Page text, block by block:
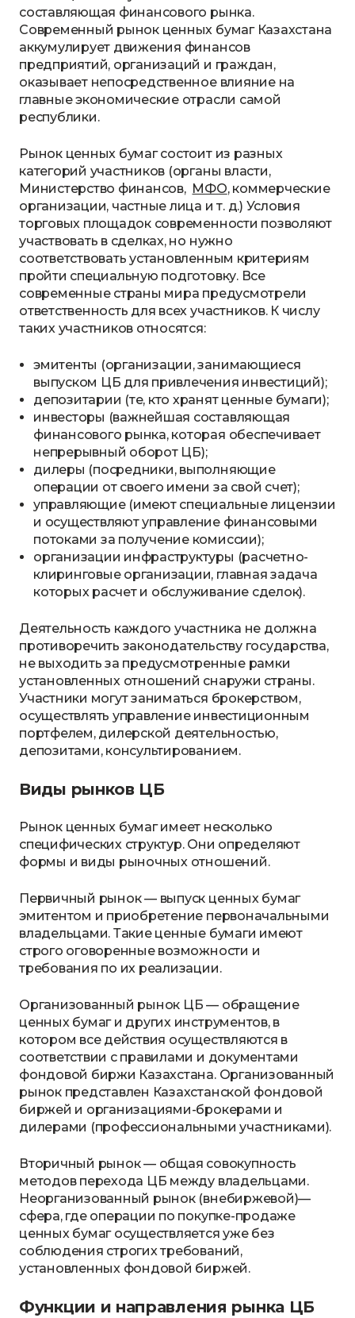
составляющая финансового рынка.
Современный рынок ценных бумаг Казахстана
аккумулирует движения финансов
предприятий, организаций и граждан,
оказывает непосредственное влияние на
главные экономические отрасли самой
республики.
Рынок ценных бумаг состоит из разных
категорий участников (органы власти,
Министерство финансов, МФО, коммерческие
организации, частные лица и т. д.) Условия
торговых площадок современности позволяют
участвовать в сделках, но нужно
соответствовать установленным критериям
пройти специальную подготовку. Все
современные страны мира предусмотрели
ответственность для всех участников. К числу
таких участников относятся:
эмитенты (организации, занимающиеся
выпуском ЦБ для привлечения инвестиций);
депозитарии (те, кто хранят ценные бумаги);
инвесторы (важнейшая составляющая
финансового рынка, которая обеспечивает
непрерывный оборот ЦБ);
дилеры (посредники, выполняющие
операции от своего имени за свой счет);
управляющие (имеют специальные лицензии
и осуществляют управление финансовыми
потоками за получение комиссии);
организации инфраструктуры (расчетно-
клиринговые организации, главная задача
которых расчет и обслуживание сделок).
Деятельность каждого участника не должна
противоречить законодательству государства,
не выходить за предусмотренные рамки
установленных отношений снаружи страны.
Участники могут заниматься брокерством,
осуществлять управление инвестиционным
портфелем, дилерской деятельностью,
депозитами, консультированием.
Виды рынков ЦБ
Рынок ценных бумаг имеет несколько
специфических структур. Они определяют
формы и виды рыночных отношений.
Первичный рынок — выпуск ценных бумаг
эмитентом и приобретение первоначальными
владельцами. Такие ценные бумаги имеют
строго оговоренные возможности и
требования по их реализации.
Организованный рынок ЦБ — обращение
ценных бумаг и других инструментов, в
котором все действия осуществляются в
соответствии с правилами и документами
фондовой биржи Казахстана. Организованный
рынок представлен Казахстанской фондовой
биржей и организациями-брокерами и
дилерами (профессиональными участниками).
Вторичный рынок — общая совокупность
методов перехода ЦБ между владельцами.
Неорганизованный рынок (внебиржевой)—
сфера, где операции по покупке-продаже
ценных бумаг осуществляется уже без
соблюдения строгих требований,
установленных фондовой биржей.
Функции и направления рынка ЦБ